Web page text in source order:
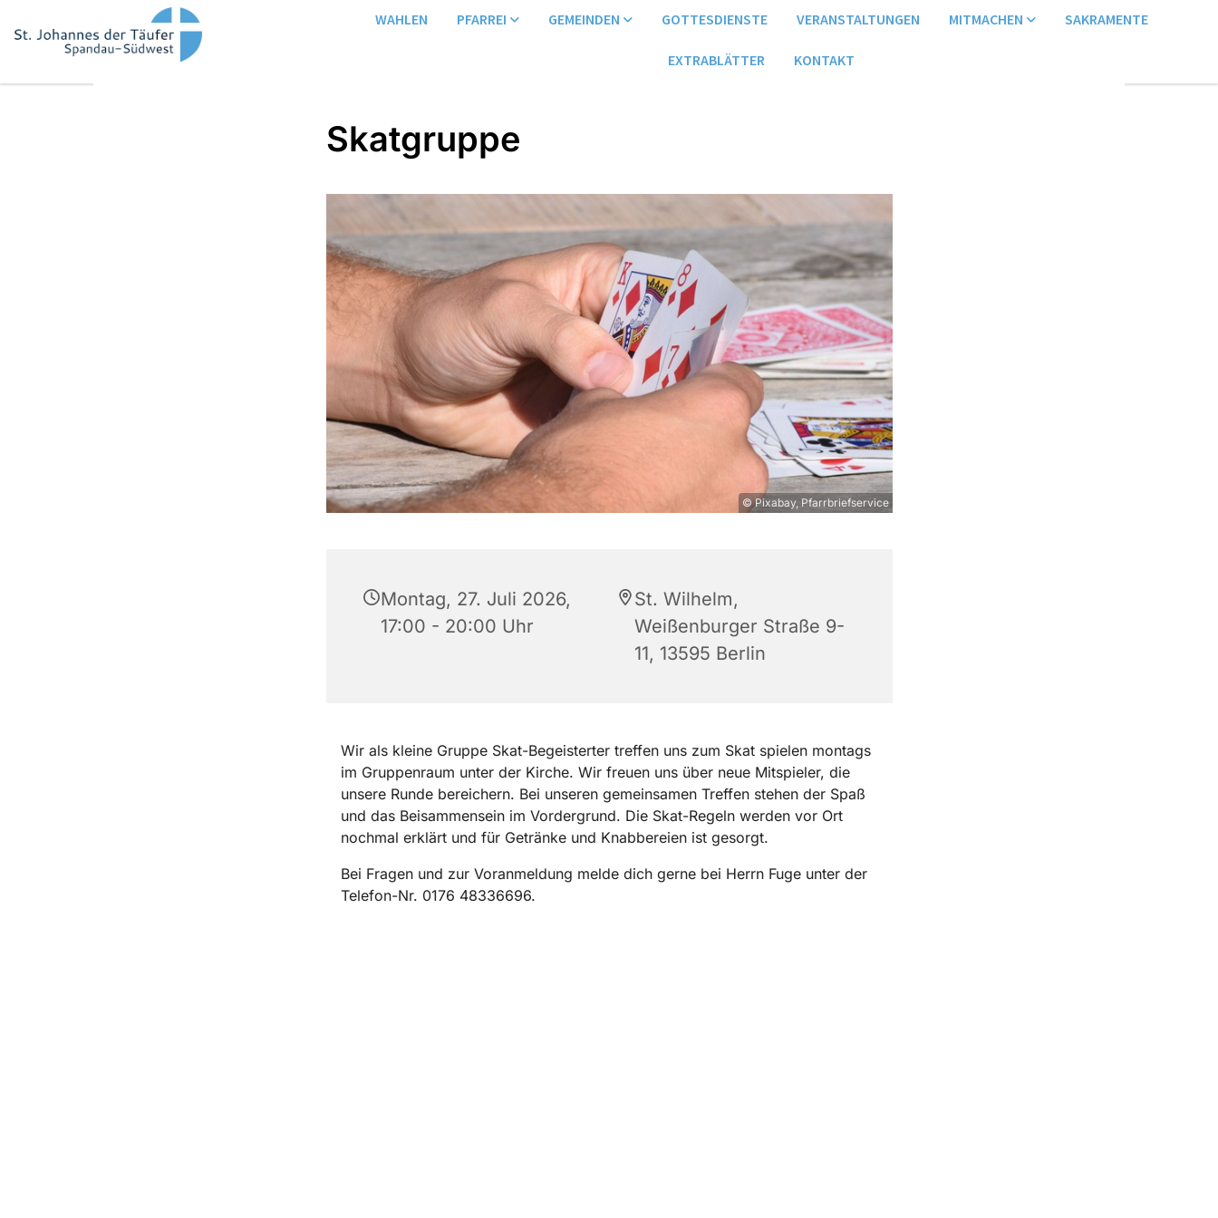
WAHLEN PFARREI GEMEINDEN GOTTESDIENSTE VERANSTALTUNGEN MITMACHEN SAKRAMENTE
EXTRABLÄTTER KONTAKT
Skatgruppe
© Pixabay, Pfarrbriefservice
Montag, 27. Juli 2026,
17:00 - 20:00 Uhr
St. Wilhelm,
Weißenburger Straße 9-
11, 13595 Berlin
Wir als kleine Gruppe Skat-Begeisterter treffen uns zum Skat spielen montags
im Gruppenraum unter der Kirche. Wir freuen uns über neue Mitspieler, die
unsere Runde bereichern. Bei unseren gemeinsamen Treffen stehen der Spaß
und das Beisammensein im Vordergrund. Die Skat-Regeln werden vor Ort
nochmal erklärt und für Getränke und Knabbereien ist gesorgt.
Bei Fragen und zur Voranmeldung melde dich gerne bei Herrn Fuge unter der
Telefon-Nr. 0176 48336696.